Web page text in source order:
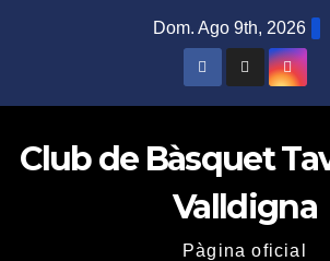
Dom. Ago 9th, 2026
Club de Bàsquet
Valldigna
Pàgina oficial